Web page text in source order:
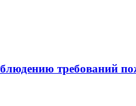
требований